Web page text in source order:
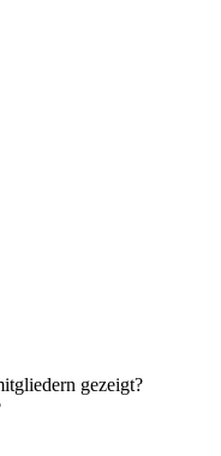
gezeigt?